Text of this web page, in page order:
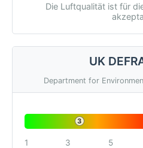
Die Luftqualität ist für
UK
Department for
3
1 3 5